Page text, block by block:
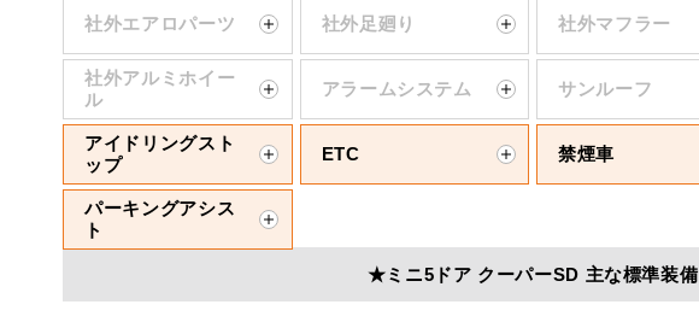
社外エアロパーツ 社外足廻り 社外マフラー
社外アルミホイー
ル
アラームシステム サンルーフ
アイドリングスト
ップ
ETC 禁煙車
パーキングアシス
ト
★ミニ5ドア クーパーSD 主な標準装備